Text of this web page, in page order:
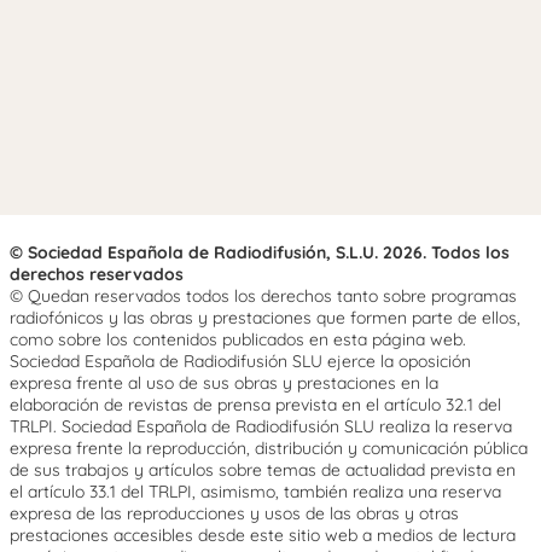
© Sociedad Española de Radiodifusión, S.L.U. 2026. Todos los
derechos reservados
© Quedan reservados todos los derechos tanto sobre programas
radiofónicos y las obras y prestaciones que formen parte de ellos,
como sobre los contenidos publicados en esta página web.
Sociedad Española de Radiodifusión SLU ejerce la oposición
expresa frente al uso de sus obras y prestaciones en la
elaboración de revistas de prensa prevista en el artículo 32.1 del
TRLPI. Sociedad Española de Radiodifusión SLU realiza la reserva
expresa frente la reproducción, distribución y comunicación pública
de sus trabajos y artículos sobre temas de actualidad prevista en
el artículo 33.1 del TRLPI, asimismo, también realiza una reserva
expresa de las reproducciones y usos de las obras y otras
prestaciones accesibles desde este sitio web a medios de lectura